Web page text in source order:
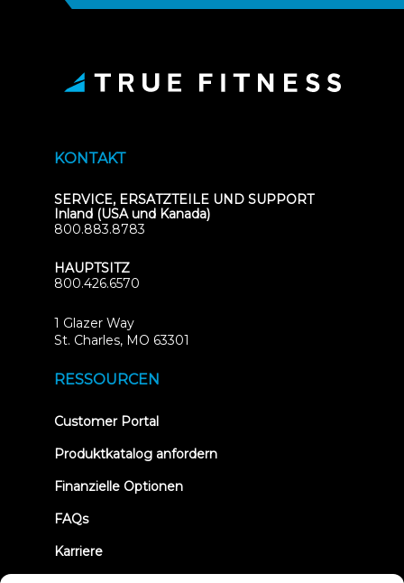
KONTAKT
SERVICE, ERSATZTEILE UND SUPPORT
Inland (USA und Kanada)
800.883.8783
HAUPTSITZ
800.426.6570
1 Glazer Way
St. Charles, MO 63301
RESSOURCEN
Customer Portal(opens
new
Produktkatalog anfordern
Finanzielle Optionen
FAQs
Karriere